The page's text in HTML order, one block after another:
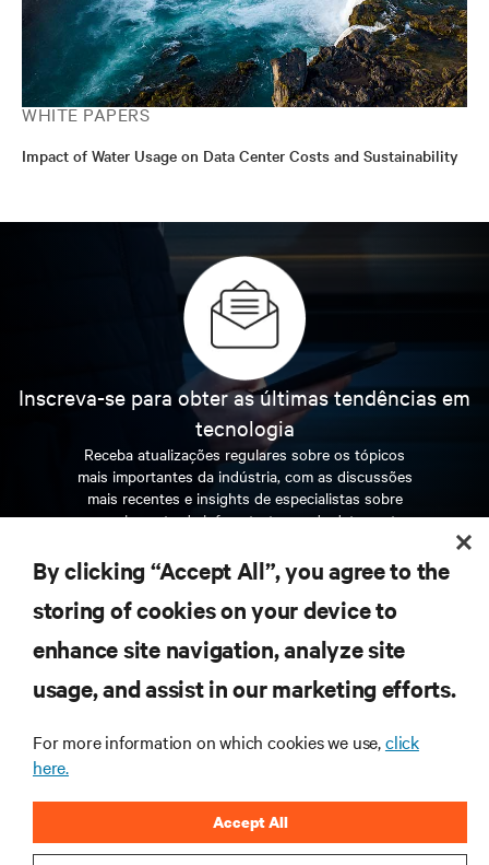
WHITE PAPERS
Impact of Water Usage on Data Center Costs and Sustainability
Inscreva-se para obter as últimas tendências em
tecnologia
Receba atualizações regulares sobre os tópicos
mais importantes da indústria, com as discussões
mais recentes e insights de especialistas sobre
gerenciamento de infraestrutura e de data center.
INSCREVA-SE AGORA
RECURSOS
CORPORATIVO
By clicking “Accept All”, you agree to the
storing of cookies on your device to
enhance site navigation, analyze site
usage, and assist in our marketing efforts.
For more information on which cookies we use,click
here.
Accept All